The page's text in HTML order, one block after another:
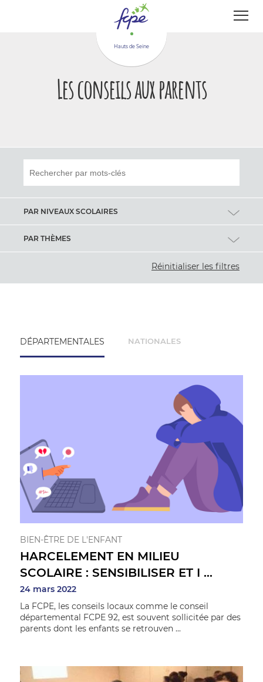
Hauts de Seine
Les conseils aux parents
PAR NIVEAUX SCOLAIRES
Maternelle
Elémentaire
PAR THÈMES
Formations FCPE
Politiques éducatives
Presse
Questions de parents
Relations famille-école
Réinitialiser les filtres
DÉPARTEMENTALES NATIONALES
BIEN-ÊTRE DE L'ENFANT
HARCELEMENT EN MILIEU
SCOLAIRE : SENSIBILISER ET I ...
24 mars 2022
La FCPE, les conseils locaux comme le conseil
départemental FCPE 92, est souvent sollicitée par des
parents dont les enfants se retrouven ...